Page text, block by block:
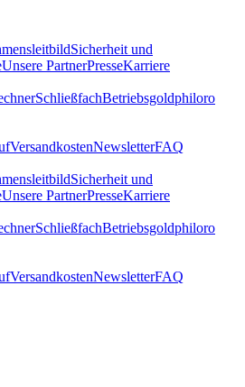
Sicherheit und
Unsere PartnerPresseKarriere
SchließfachBetriebsgoldphiloro
VersandkostenNewsletterFAQ
Sicherheit und
Unsere PartnerPresseKarriere
SchließfachBetriebsgoldphiloro
VersandkostenNewsletterFAQ